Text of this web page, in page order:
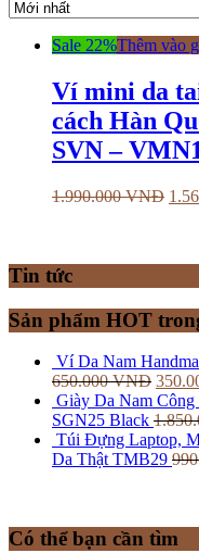
Sale 22%Thêm vào
Ví mini da
cách Hàn
SVN –
1.990.000VNĐ
Tin tức
Sản phẩm HOT
Ví Da Nam
650.000VNĐ
Giày Da Nam
SGN25 Black
Túi Đựng Laptop,
Da Thật TMB29
Có thể bạn cần tìm